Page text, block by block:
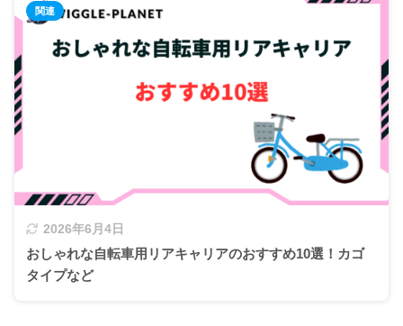
2026年6月4日
おしゃれな自転車用リアキャリアのおすすめ10選！カゴ
タイプなど